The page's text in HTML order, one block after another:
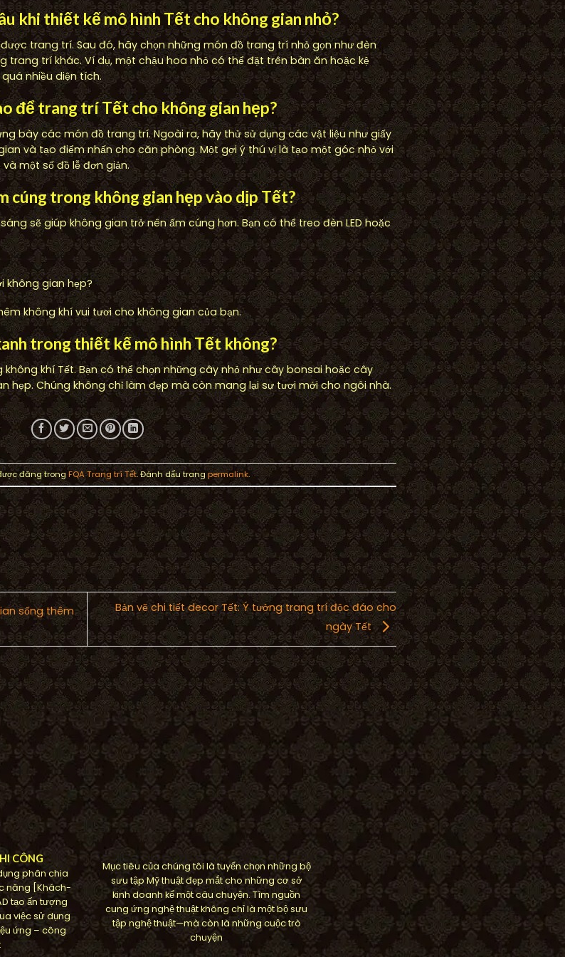
khi thiết kế mô hình Tết cho không gian nhỏ?
trang trí. Sau đó, hãy chọn những món đồ trang trí nhỏ gọn như đèn
trang trí khác. Ví dụ, một chậu hoa nhỏ có thể đặt trên bàn ăn hoặc kệ
nhiều diện tích.
để trang trí Tết cho không gian hẹp?
bày các món đồ trang trí. Ngoài ra, hãy thử sử dụng các vật liệu như giấy
và tạo điểm nhấn cho căn phòng. Một gợi ý thú vị là tạo một góc nhỏ với
một số đồ lễ đơn giản.
cúng trong không gian hẹp vào dịp Tết?
sẽ giúp không gian trở nên ấm cúng hơn. Bạn có thể treo đèn LED hoặc
không gian hẹp?
không khí vui tươi cho không gian của bạn.
trong thiết kế mô hình Tết không?
khí Tết. Bạn có thể chọn những cây nhỏ như cây bonsai hoặc cây
hẹp. Chúng không chỉ làm đẹp mà còn mang lại sự tươi mới cho ngôi nhà.
đăng trong FQA Trang trí Tết. Đánh dấu trang permalink.
sống thêm
Bản vẽ chi tiết decor Tết: Ý tưởng trang trí độc đáo cho
ngày Tết
CÔNG
phân chia
năng [Khách-
tạo ấn tượng
việc sử dụng
ứng – công
Mục tiêu của chúng tôi là tuyển chọn những bộ
sưu tập Mỹ thuật đẹp mắt cho những cơ sở
kinh doanh kể một câu chuyện. Tìm nguồn
cung ứng nghệ thuật không chỉ là một bộ sưu
tập nghệ thuật—mà còn là những cuộc trò
chuyện